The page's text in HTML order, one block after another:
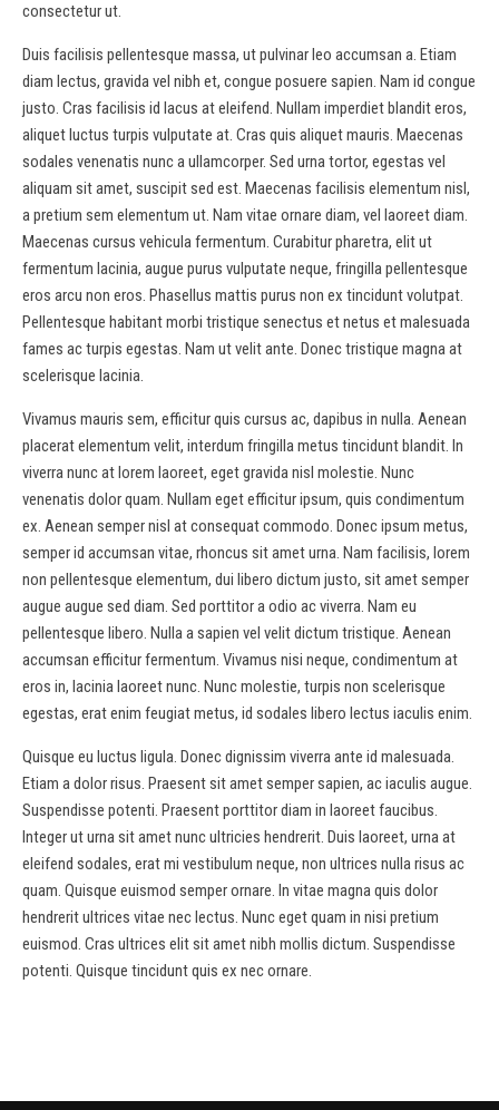
consectetur ut.
Duis facilisis pellentesque massa, ut pulvinar leo accumsan a. Etiam
diam lectus, gravida vel nibh et, congue posuere sapien. Nam id congue
justo. Cras facilisis id lacus at eleifend. Nullam imperdiet blandit eros,
aliquet luctus turpis vulputate at. Cras quis aliquet mauris. Maecenas
sodales venenatis nunc a ullamcorper. Sed urna tortor, egestas vel
aliquam sit amet, suscipit sed est. Maecenas facilisis elementum nisl,
a pretium sem elementum ut. Nam vitae ornare diam, vel laoreet diam.
Maecenas cursus vehicula fermentum. Curabitur pharetra, elit ut
fermentum lacinia, augue purus vulputate neque, fringilla pellentesque
eros arcu non eros. Phasellus mattis purus non ex tincidunt volutpat.
Pellentesque habitant morbi tristique senectus et netus et malesuada
fames ac turpis egestas. Nam ut velit ante. Donec tristique magna at
scelerisque lacinia.
Vivamus mauris sem, efficitur quis cursus ac, dapibus in nulla. Aenean
placerat elementum velit, interdum fringilla metus tincidunt blandit. In
viverra nunc at lorem laoreet, eget gravida nisl molestie. Nunc
venenatis dolor quam. Nullam eget efficitur ipsum, quis condimentum
ex. Aenean semper nisl at consequat commodo. Donec ipsum metus,
semper id accumsan vitae, rhoncus sit amet urna. Nam facilisis, lorem
non pellentesque elementum, dui libero dictum justo, sit amet semper
augue augue sed diam. Sed porttitor a odio ac viverra. Nam eu
pellentesque libero. Nulla a sapien vel velit dictum tristique. Aenean
accumsan efficitur fermentum. Vivamus nisi neque, condimentum at
eros in, lacinia laoreet nunc. Nunc molestie, turpis non scelerisque
egestas, erat enim feugiat metus, id sodales libero lectus iaculis enim.
Quisque eu luctus ligula. Donec dignissim viverra ante id malesuada.
Etiam a dolor risus. Praesent sit amet semper sapien, ac iaculis augue.
Suspendisse potenti. Praesent porttitor diam in laoreet faucibus.
Integer ut urna sit amet nunc ultricies hendrerit. Duis laoreet, urna at
eleifend sodales, erat mi vestibulum neque, non ultrices nulla risus ac
quam. Quisque euismod semper ornare. In vitae magna quis dolor
hendrerit ultrices vitae nec lectus. Nunc eget quam in nisi pretium
euismod. Cras ultrices elit sit amet nibh mollis dictum. Suspendisse
potenti. Quisque tincidunt quis ex nec ornare.